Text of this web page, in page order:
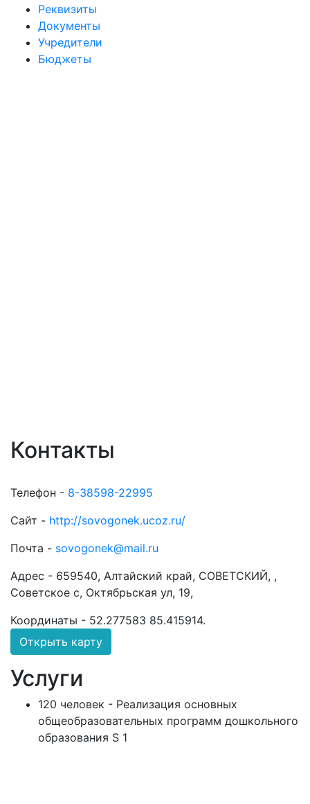
Реквизиты
Документы
Учредители
Бюджеты
Контакты
Телефон - 8-38598-22995
Сайт - http://sovogonek.ucoz.ru/
Почта - sovogonek@mail.ru
Адрес - 659540, Алтайский край, СОВЕТСКИЙ, ,
Советское с, Октябрьская ул, 19,
Координаты - 52.277583 85.415914.
Открыть карту
Услуги
120 человек - Реализация основных
общеобразовательных программ дошкольного
образования S 1